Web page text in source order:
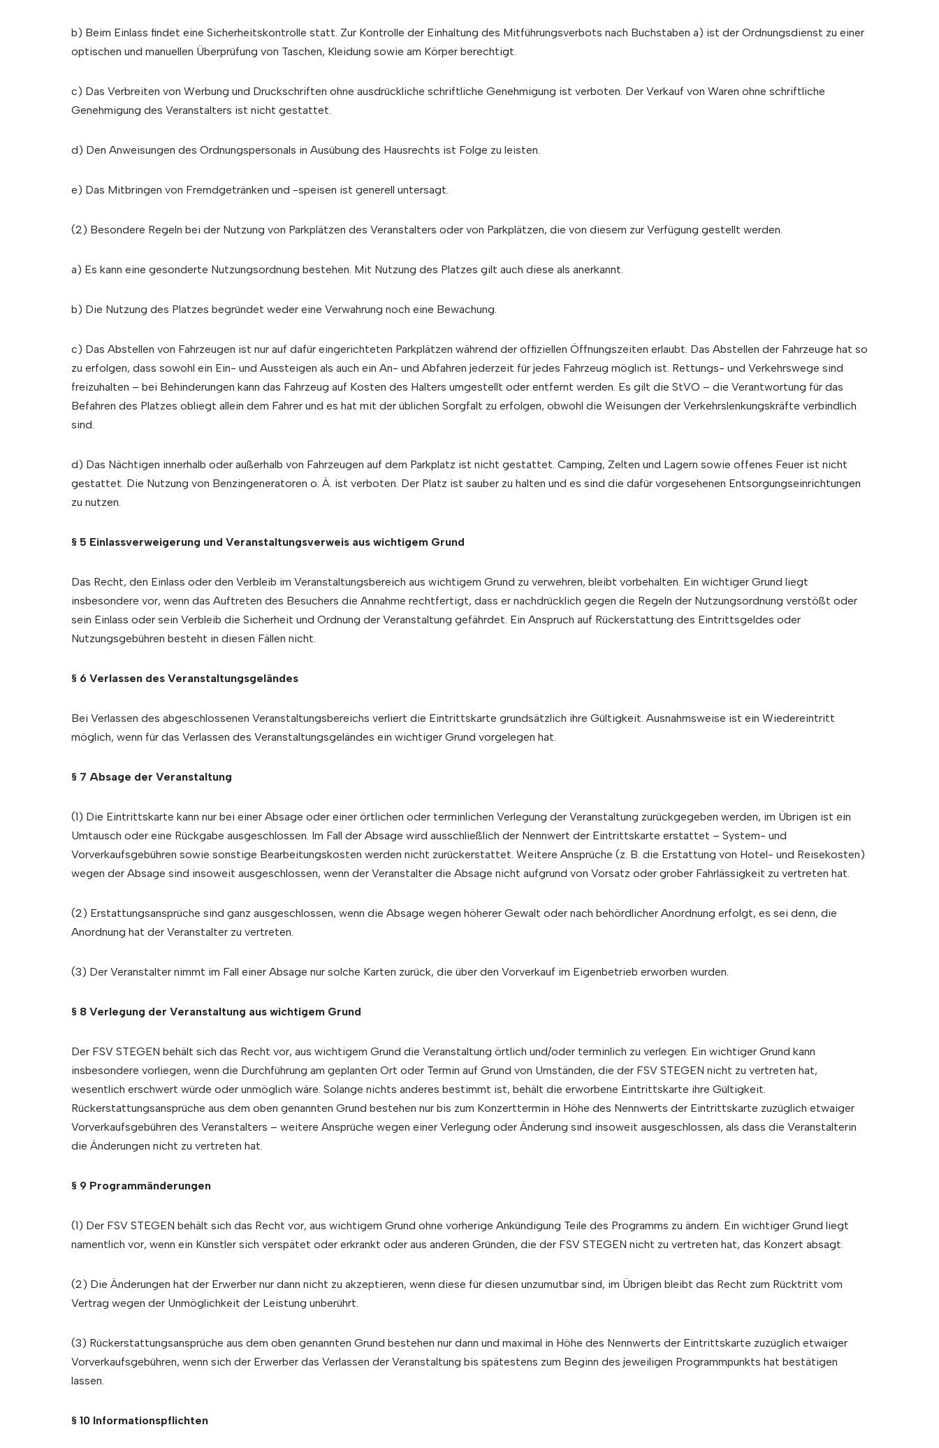
b) Beim Einlass findet eine Sicherheitskontrolle statt. Zur Kontrolle der Einhaltung des Mitführungsverbots nach Buchstaben a) ist der Ordnungsdienst zu einer
optischen und manuellen Überprüfung von Taschen, Kleidung sowie am Körper berechtigt.
c) Das Verbreiten von Werbung und Druckschriften ohne ausdrückliche schriftliche Genehmigung ist verboten. Der Verkauf von Waren ohne schriftliche
Genehmigung des Veranstalters ist nicht gestattet.
d) Den Anweisungen des Ordnungspersonals in Ausübung des Hausrechts ist Folge zu leisten.
e) Das Mitbringen von Fremdgetränken und -speisen ist generell untersagt.
(2) Besondere Regeln bei der Nutzung von Parkplätzen des Veranstalters oder von Parkplätzen, die von diesem zur Verfügung gestellt werden.
a) Es kann eine gesonderte Nutzungsordnung bestehen. Mit Nutzung des Platzes gilt auch diese als anerkannt.
b) Die Nutzung des Platzes begründet weder eine Verwahrung noch eine Bewachung.
c) Das Abstellen von Fahrzeugen ist nur auf dafür eingerichteten Parkplätzen während der offiziellen Öffnungszeiten erlaubt. Das Abstellen der Fahrzeuge hat so
zu erfolgen, dass sowohl ein Ein- und Aussteigen als auch ein An- und Abfahren jederzeit für jedes Fahrzeug möglich ist. Rettungs- und Verkehrswege sind
freizuhalten – bei Behinderungen kann das Fahrzeug auf Kosten des Halters umgestellt oder entfernt werden. Es gilt die StVO – die Verantwortung für das
Befahren des Platzes obliegt allein dem Fahrer und es hat mit der üblichen Sorgfalt zu erfolgen, obwohl die Weisungen der Verkehrslenkungskräfte verbindlich
sind.
d) Das Nächtigen innerhalb oder außerhalb von Fahrzeugen auf dem Parkplatz ist nicht gestattet. Camping, Zelten und Lagern sowie offenes Feuer ist nicht
gestattet. Die Nutzung von Benzingeneratoren o. Ä. ist verboten. Der Platz ist sauber zu halten und es sind die dafür vorgesehenen Entsorgungseinrichtungen
zu nutzen.
§ 5 Einlassverweigerung und Veranstaltungsverweis aus wichtigem Grund
Das Recht, den Einlass oder den Verbleib im Veranstaltungsbereich aus wichtigem Grund zu verwehren, bleibt vorbehalten. Ein wichtiger Grund liegt
insbesondere vor, wenn das Auftreten des Besuchers die Annahme rechtfertigt, dass er nachdrücklich gegen die Regeln der Nutzungsordnung verstößt oder
sein Einlass oder sein Verbleib die Sicherheit und Ordnung der Veranstaltung gefährdet. Ein Anspruch auf Rückerstattung des Eintrittsgeldes oder
Nutzungsgebühren besteht in diesen Fällen nicht.
§ 6 Verlassen des Veranstaltungsgeländes
Bei Verlassen des abgeschlossenen Veranstaltungsbereichs verliert die Eintrittskarte grundsätzlich ihre Gültigkeit. Ausnahmsweise ist ein Wiedereintritt
möglich, wenn für das Verlassen des Veranstaltungsgeländes ein wichtiger Grund vorgelegen hat.
§ 7 Absage der Veranstaltung
(1) Die Eintrittskarte kann nur bei einer Absage oder einer örtlichen oder terminlichen Verlegung der Veranstaltung zurückgegeben werden, im Übrigen ist ein
Umtausch oder eine Rückgabe ausgeschlossen. Im Fall der Absage wird ausschließlich der Nennwert der Eintrittskarte erstattet – System- und
Vorverkaufsgebühren sowie sonstige Bearbeitungskosten werden nicht zurückerstattet. Weitere Ansprüche (z. B. die Erstattung von Hotel- und Reisekosten)
wegen der Absage sind insoweit ausgeschlossen, wenn der Veranstalter die Absage nicht aufgrund von Vorsatz oder grober Fahrlässigkeit zu vertreten hat.
(2) Erstattungsansprüche sind ganz ausgeschlossen, wenn die Absage wegen höherer Gewalt oder nach behördlicher Anordnung erfolgt, es sei denn, die
Anordnung hat der Veranstalter zu vertreten.
(3) Der Veranstalter nimmt im Fall einer Absage nur solche Karten zurück, die über den Vorverkauf im Eigenbetrieb erworben wurden.
§ 8 Verlegung der Veranstaltung aus wichtigem Grund
Der FSV STEGEN behält sich das Recht vor, aus wichtigem Grund die Veranstaltung örtlich und/oder terminlich zu verlegen. Ein wichtiger Grund kann
insbesondere vorliegen, wenn die Durchführung am geplanten Ort oder Termin auf Grund von Umständen, die der FSV STEGEN nicht zu vertreten hat,
wesentlich erschwert würde oder unmöglich wäre. Solange nichts anderes bestimmt ist, behält die erworbene Eintrittskarte ihre Gültigkeit.
Rückerstattungsansprüche aus dem oben genannten Grund bestehen nur bis zum Konzerttermin in Höhe des Nennwerts der Eintrittskarte zuzüglich etwaiger
Vorverkaufsgebühren des Veranstalters – weitere Ansprüche wegen einer Verlegung oder Änderung sind insoweit ausgeschlossen, als dass die Veranstalterin
die Änderungen nicht zu vertreten hat.
§ 9 Programmänderungen
(1) Der FSV STEGEN behält sich das Recht vor, aus wichtigem Grund ohne vorherige Ankündigung Teile des Programms zu ändern. Ein wichtiger Grund liegt
namentlich vor, wenn ein Künstler sich verspätet oder erkrankt oder aus anderen Gründen, die der FSV STEGEN nicht zu vertreten hat, das Konzert absagt.
(2) Die Änderungen hat der Erwerber nur dann nicht zu akzeptieren, wenn diese für diesen unzumutbar sind, im Übrigen bleibt das Recht zum Rücktritt vom
Vertrag wegen der Unmöglichkeit der Leistung unberührt.
(3) Rückerstattungsansprüche aus dem oben genannten Grund bestehen nur dann und maximal in Höhe des Nennwerts der Eintrittskarte zuzüglich etwaiger
Vorverkaufsgebühren, wenn sich der Erwerber das Verlassen der Veranstaltung bis spätestens zum Beginn des jeweiligen Programmpunkts hat bestätigen
lassen.
§ 10 Informationspflichten